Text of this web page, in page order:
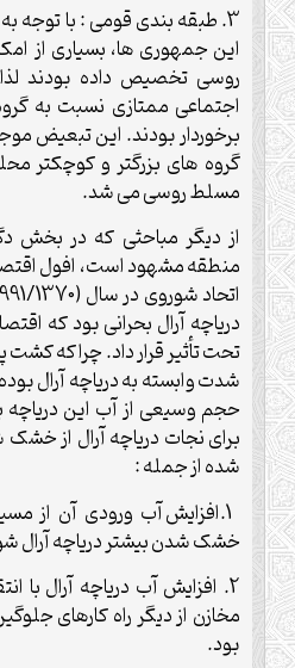
3. طبقه بندی قومی : با توجه
این جمهوری ها، بسیاری از
روسی تخصیص داده بودند
اجتماعی ممتازی نسبت به
برخوردار بودند. این تبعیض
گروه های بزرگتر و کوچکتر
مسلط روسی می شد.
از دیگر مباحثی که در بخش
منطقه مشهود است، افول
دریاچه آرال بحرانی بود که
تحت تأثیر قرار داد. چرا که
شدت وابسته به دریاچه آرال
حجم وسیعی از آب این
برای نجات دریاچه آرال از
شده از جمله :
1.افزایش آب ورودی آن از
خشک شدن بیشتر دریاچه آرال
2. افزایش آب دریاچه آرال با
مخازن از دیگر راه کارهای
بود.